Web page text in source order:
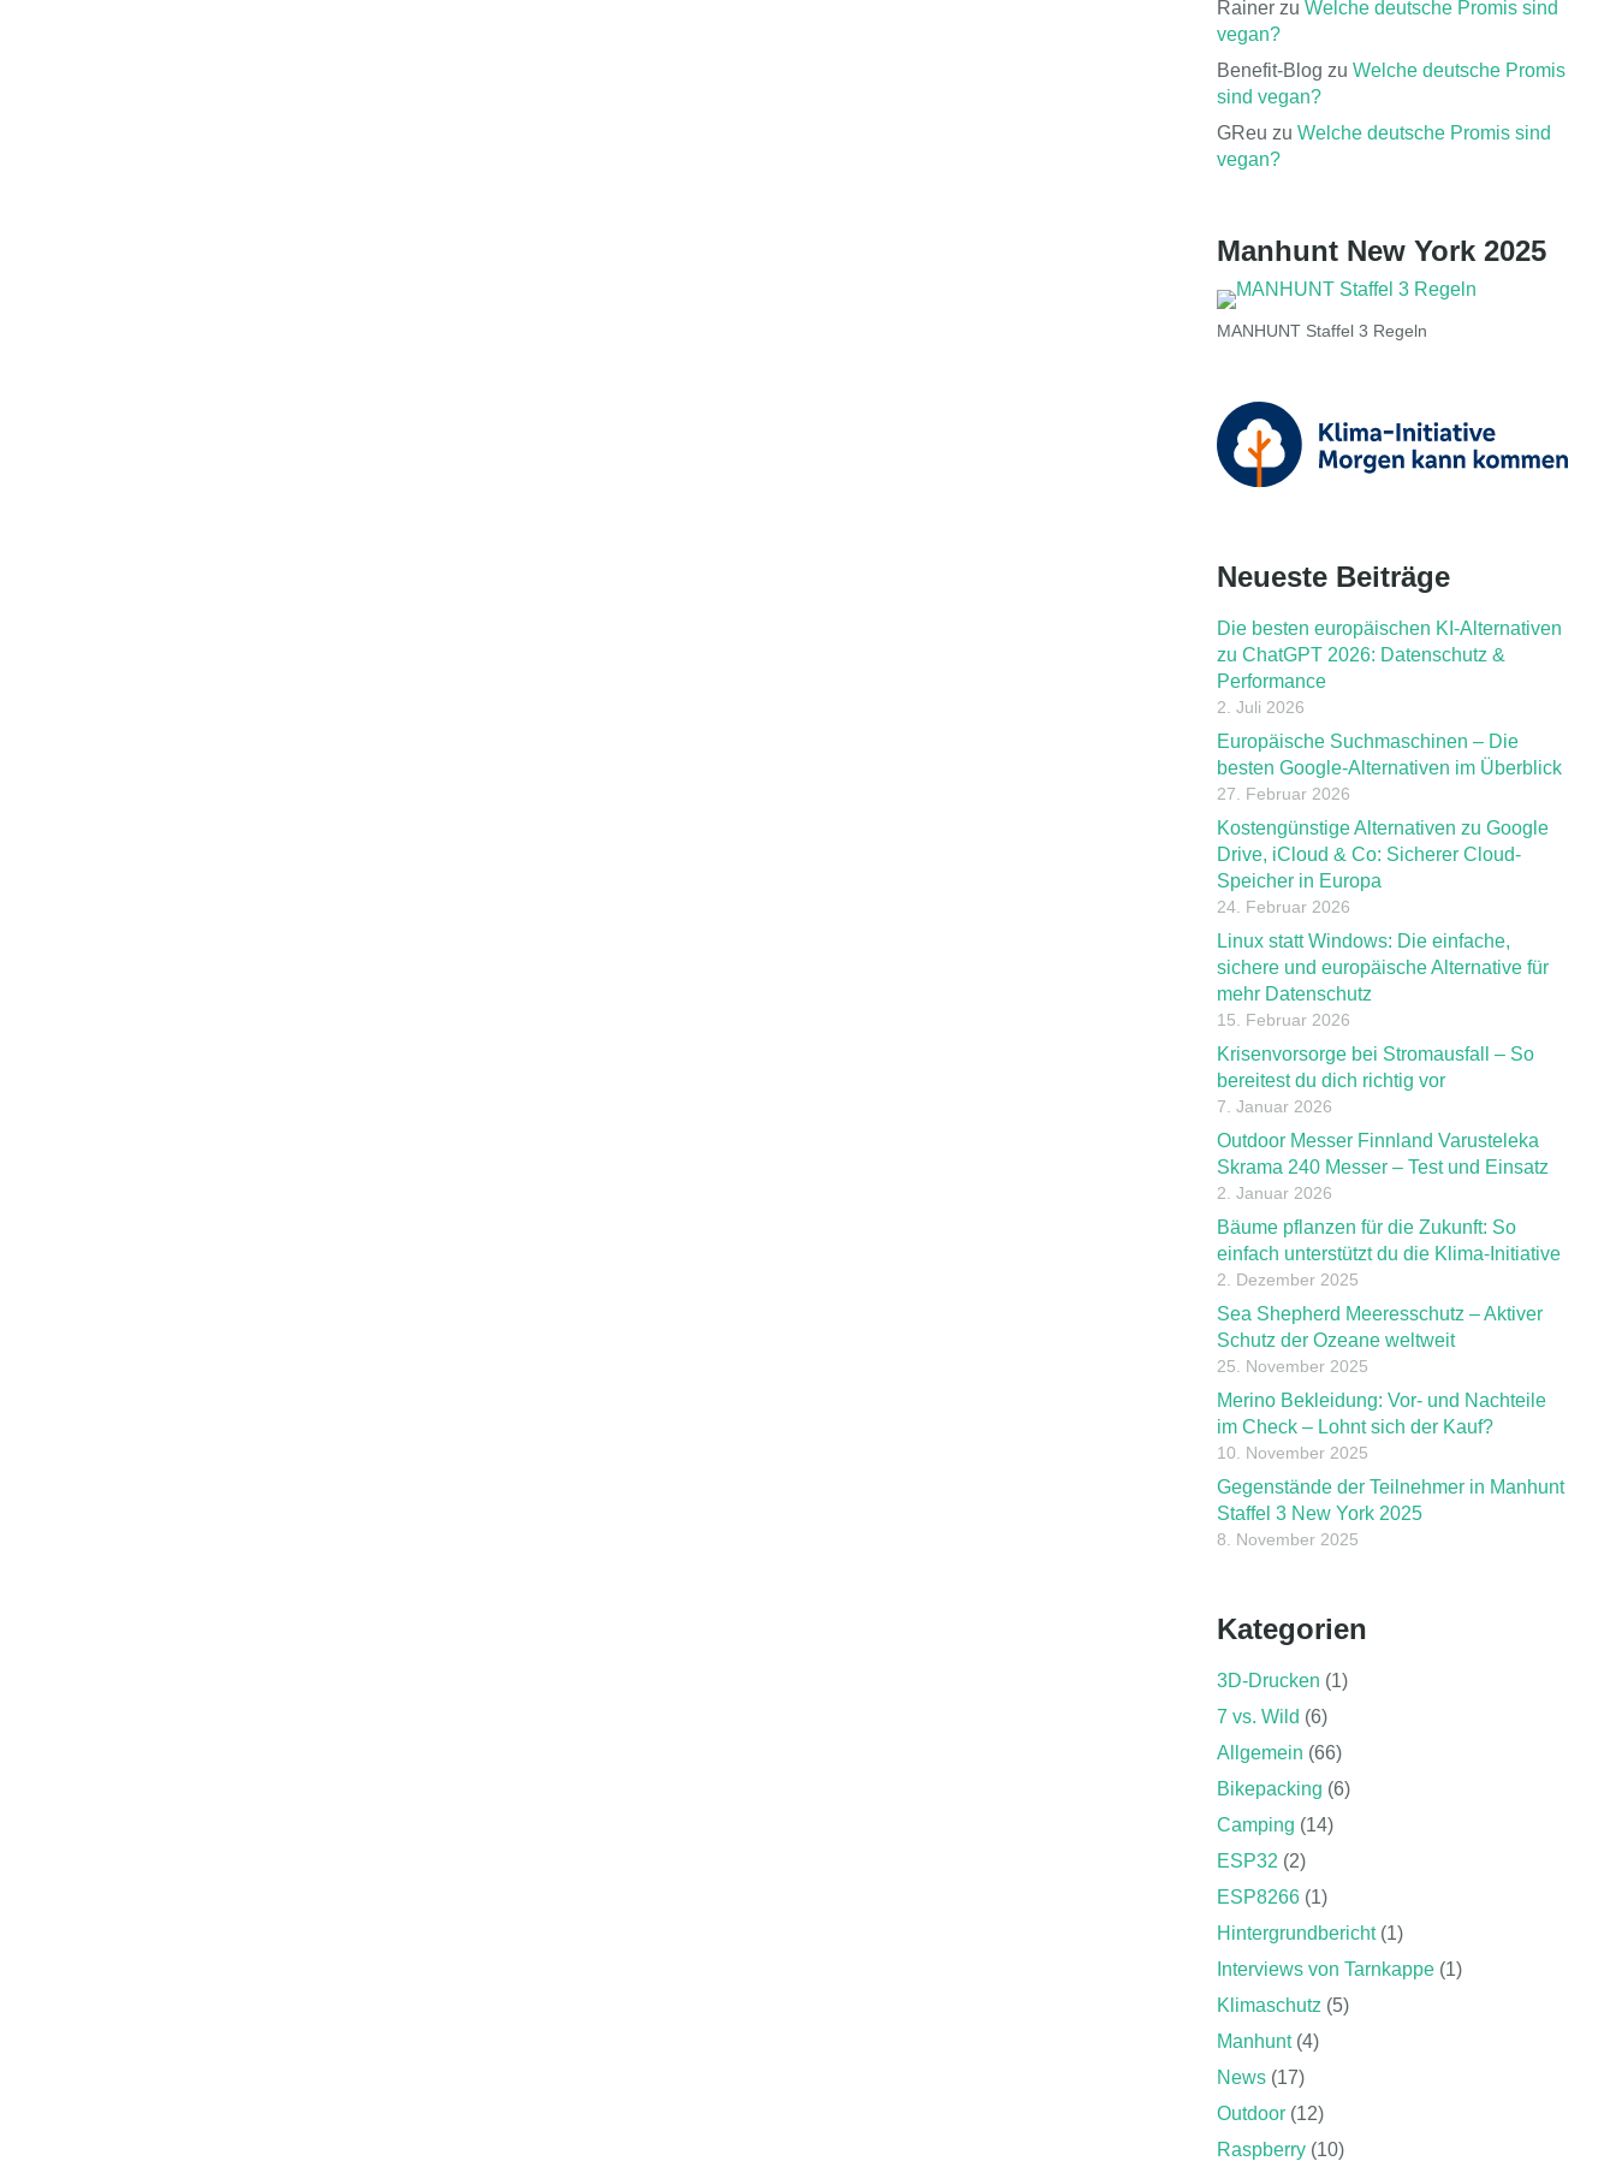
Rainer zu Welche deutsche Promis sind
vegan?
Benefit-Blog zu Welche deutsche Promis
sind vegan?
GReu zu Welche deutsche Promis sind
vegan?
Manhunt New York 2025
MANHUNT Staffel 3 Regeln
Neueste Beiträge
Die besten europäischen KI-Alternativen
zu ChatGPT 2026: Datenschutz &
Performance
2. Juli 2026
Europäische Suchmaschinen – Die
besten Google-Alternativen im Überblick
27. Februar 2026
Kostengünstige Alternativen zu Google
Drive, iCloud & Co: Sicherer Cloud-
Speicher in Europa
24. Februar 2026
Linux statt Windows: Die einfache,
sichere und europäische Alternative für
mehr Datenschutz
15. Februar 2026
Krisenvorsorge bei Stromausfall – So
bereitest du dich richtig vor
7. Januar 2026
Outdoor Messer Finnland Varusteleka
Skrama 240 Messer – Test und Einsatz
2. Januar 2026
Bäume pflanzen für die Zukunft: So
einfach unterstützt du die Klima-Initiative
2. Dezember 2025
Sea Shepherd Meeresschutz – Aktiver
Schutz der Ozeane weltweit
25. November 2025
Merino Bekleidung: Vor- und Nachteile
im Check – Lohnt sich der Kauf?
10. November 2025
Gegenstände der Teilnehmer in Manhunt
Staffel 3 New York 2025
8. November 2025
Kategorien
3D-Drucken (1)
7 vs. Wild (6)
Allgemein (66)
Bikepacking (6)
Camping (14)
ESP32 (2)
ESP8266 (1)
Hintergrundbericht(1)
Interviews von Tarnkappe (1)
Klimaschutz (5)
Manhunt(4)
News (17)
Outdoor (12)
Raspberry (10)